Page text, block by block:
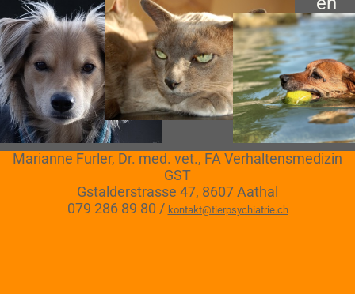
Verhaltensmedizin
Tierpsychiatrie
Marianne Furler, Dr. med. vet., FA Verhaltensmedizin
GST
Gstalderstrasse 47, 8607 Aathal
079 286 89 80 / kontakt@tierpsychiatrie.ch